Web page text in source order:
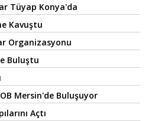
Tüyap Konya'da
Kavuştu
Organizasyonu
Buluştu
Mersin'de Buluşuyor
Açtı